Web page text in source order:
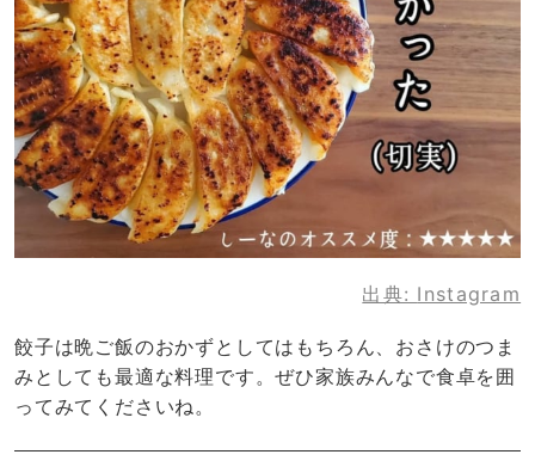
出典: Instagram
餃子は晩ご飯のおかずとしてはもちろん、おさけのつま
みとしても最適な料理です。ぜひ家族みんなで食卓を囲
ってみてくださいね。